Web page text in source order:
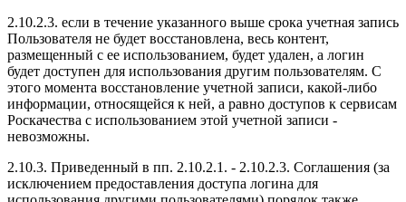
2.10.2.3. если в течение указанного выше срока учетная запись
Пользователя не будет восстановлена, весь контент,
размещенный с ее использованием, будет удален, а логин
будет доступен для использования другим пользователям. С
этого момента восстановление учетной записи, какой-либо
информации, относящейся к ней, а равно доступов к сервисам
Роскачества с использованием этой учетной записи -
невозможны.
2.10.3. Приведенный в пп. 2.10.2.1. - 2.10.2.3. Соглашения (за
исключением предоставления доступа логина для